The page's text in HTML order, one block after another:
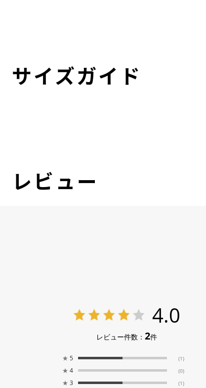
サイズガイド
レビュー
4.0
レビュー件数： 2件
★ 5 (1)
★ 4 (0)
★ 3 (1)